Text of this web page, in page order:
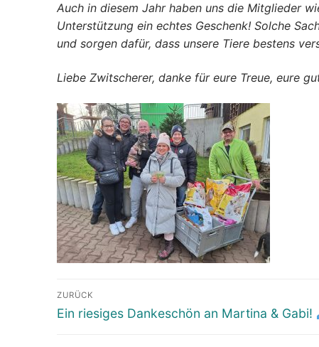
​Auch in diesem Jahr haben uns die Mitglieder
Unterstützung ein echtes Geschenk! Solche
und sorgen dafür, dass unsere Tiere bestens
​Liebe Zwitscherer, danke für eure Treue, eure
Beitragsnavigation
ZURÜCK
Vorheriger
Ein riesiges Dankeschön an Martina & Gabi!